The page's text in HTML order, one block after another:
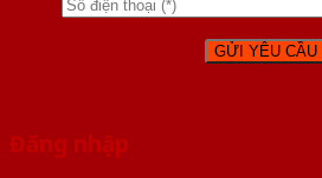
Đăng nhập